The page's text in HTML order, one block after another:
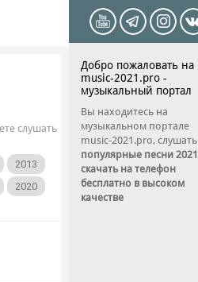
слушать
2013
2020
Добро пожаловать на
music-2021.pro -
музыкальный портал
Вы находитесь на
музыкальном портале
music-2021.pro, слушать
популярные песни 2021
скачать на телефон
бесплатно в высоком
качестве